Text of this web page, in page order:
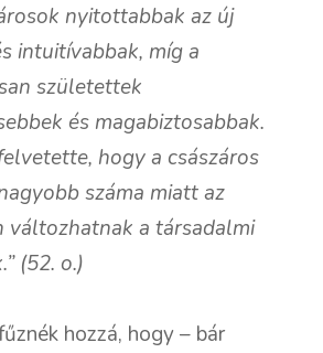
nyitottabbak az új
intuitívabbak, míg a
születettek
és magabiztosabbak.
hogy a császáros
száma miatt az
változhatnak a társadalmi
(52. o.)
hozzá, hogy – bár